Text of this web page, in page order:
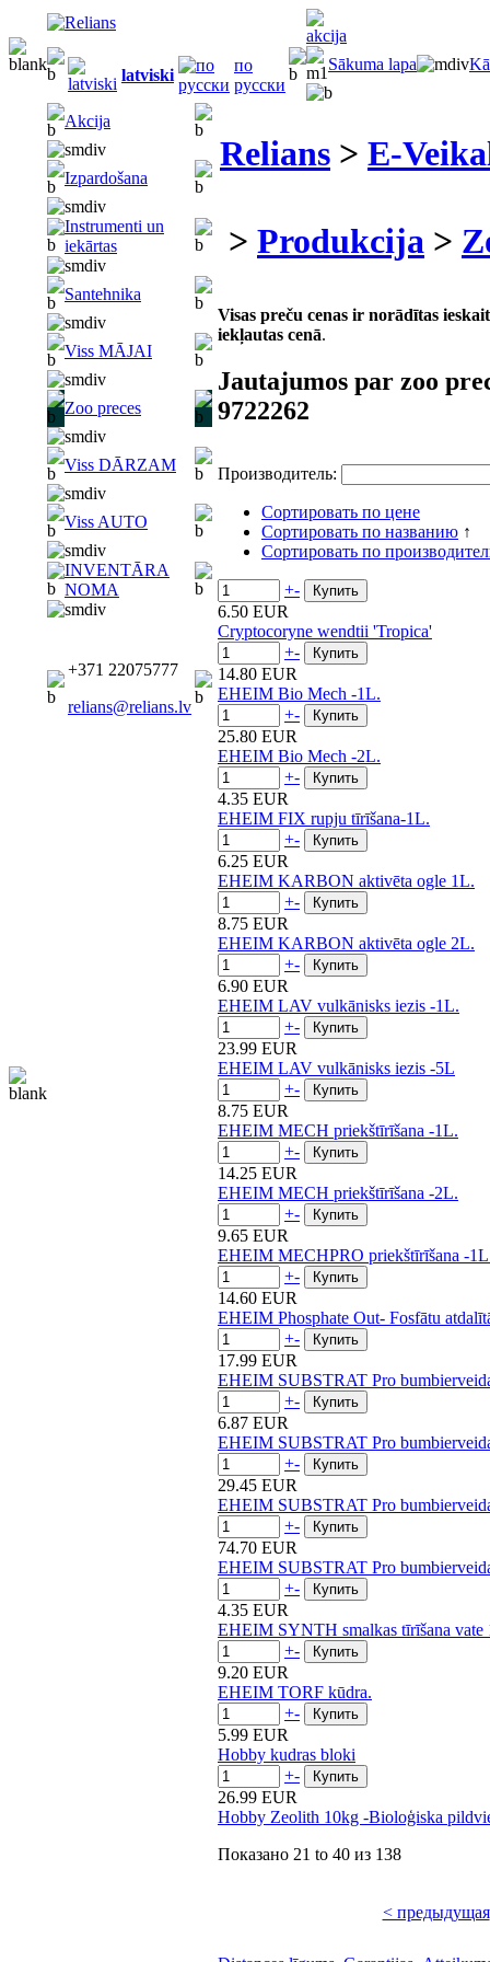
latviski
по
русски
Sākuma lapa
Akcija
Izpardošana
Instrumenti un
iekārtas
Santehnika
Viss MĀJAI
Zoo preces
Viss DĀRZAM
Viss AUTO
INVENTĀRA
NOMA
+371 22075777
relians@relians.lv
Relians > E-
> Produkcija >
Visas preču cenas ir norādītas
iekļautas cenā.
Jautajumos par zoo
9722262
Производитель:
Сортировать по цене
Сортировать по названию ↑
Сортировать по
+-
6.50 EUR
Cryptocoryne wendtii 'Tropica'
+-
14.80 EUR
EHEIM Bio Mech -1L.
+-
25.80 EUR
EHEIM Bio Mech -2L.
+-
4.35 EUR
EHEIM FIX rupju tīrīšana-1L.
+-
6.25 EUR
EHEIM KARBON aktivēta ogle 1L.
+-
8.75 EUR
EHEIM KARBON aktivēta ogle 2L.
+-
6.90 EUR
EHEIM LAV vulkānisks iezis -1L.
+-
23.99 EUR
EHEIM LAV vulkānisks iezis -5L
+-
8.75 EUR
EHEIM MECH priekštīrīšana -1L.
+-
14.25 EUR
EHEIM MECH priekštīrīšana -2L.
+-
9.65 EUR
EHEIM MECHPRO priekštīrīšana -
+-
14.60 EUR
EHEIM Phosphate Out- Fosfātu
+-
17.99 EUR
EHEIM SUBSTRAT Pro
+-
6.87 EUR
EHEIM SUBSTRAT Pro
+-
29.45 EUR
EHEIM SUBSTRAT Pro
+-
74.70 EUR
EHEIM SUBSTRAT Pro
+-
4.35 EUR
EHEIM SYNTH smalkas tīrīšana vate
+-
9.20 EUR
EHEIM TORF kūdra.
+-
5.99 EUR
Hobby kudras bloki
+-
26.99 EUR
Hobby Zeolith 10kg -Bioloģiska
Показано 21 to 40 из 138
< предыдущая